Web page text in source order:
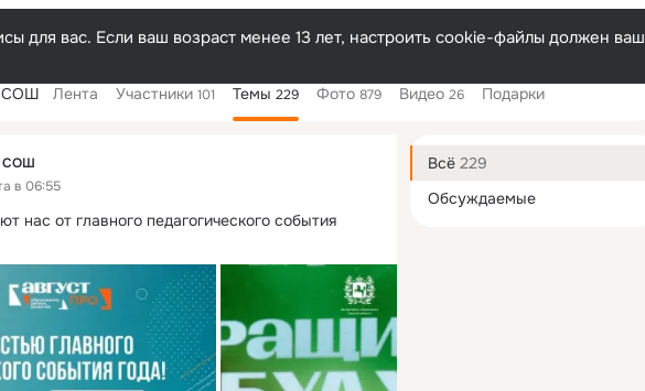
для вас. Если ваш возраст менее 13 лет, настроить cookie-файлы должен ваш
СОШ Лента Участники 101 Темы 229 Фото 879 Видео 26 Подарки
СОШ
в 06:55
нас от главного педагогического события
Дополнительная
колонка
Всё 229
Обсуждаемые